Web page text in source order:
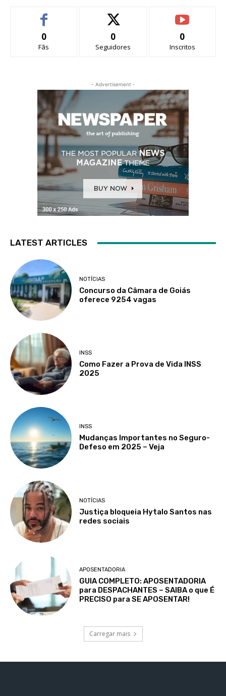
0
Fãs
0
Seguidores
0
Inscritos
- Advertisement -
LATEST ARTICLES
NOTÍCIAS
Concurso da Câmara de Goiás
oferece 9254 vagas
INSS
Como Fazer a Prova de Vida INSS
2025
INSS
Mudanças Importantes no Seguro-
Defeso em 2025 – Veja
NOTÍCIAS
Justiça bloqueia Hytalo Santos nas
redes sociais
APOSENTADORIA
GUIA COMPLETO: APOSENTADORIA
para DESPACHANTES – SAIBA o que É
PRECISO para SE APOSENTAR!
Carregar mais